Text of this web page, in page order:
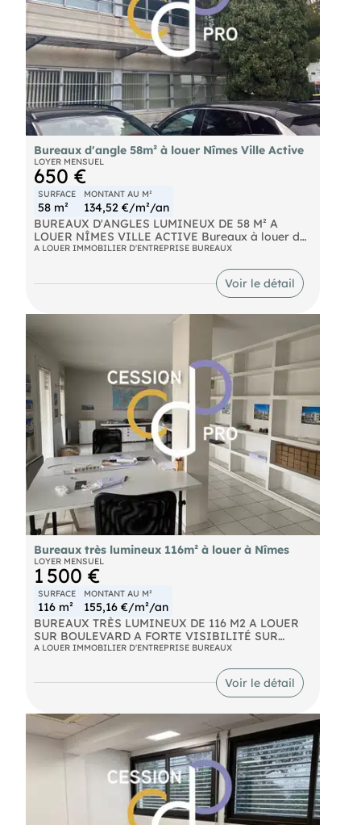
Bureaux d'angle 58m² à louer Nîmes Ville Active
LOYER MENSUEL
650 €
SURFACE
58 m²
MONTANT AU M²
134,52 €/m²/an
BUREAUX D'ANGLES LUMINEUX DE 58 M² A
LOUER NÎMES VILLE ACTIVE Bureaux à louer de
qualité, particulièrement adaptés aux activités
Immédiatement disponibles, au 1er étage d'un
petit immeuble intégré dans un ensemble
immobilier de bureaux. Deux bureaux et un espace
d'accueil avec une salle d'attente, lumineux et
climatisés, offrant près de 58 m² d'espace de
travail. Surface totale : 58 m² Loyer annuel : 7 800
€ non soumis à TVA Charges, taxe foncière incluse
: 3 409 € Honoraires de commercialisation de 3
000 € Hors Taxes à la charge de l'acquéreur.
A LOUER IMMOBILIER D'ENTREPRISE BUREAUX
Voir le détail
Bureaux très lumineux 116m² à louer à Nîmes
LOYER MENSUEL
1 500 €
SURFACE
116 m²
MONTANT AU M²
155,16 €/m²/an
BUREAUX TRÈS LUMINEUX DE 116 M2 A LOUER
SUR BOULEVARD A FORTE VISIBILITÉ SUR
NÎMES Bureaux à louer de qualité,
libérales ou associations. Immédiatement
disponibles, au rez-de-chaussée d'un petit
immeuble idéalement situé sur une contre-allée
d'un boulevard pénétrant. Ces trois bureaux,
lumineux et climatisés, offrent près de 80 m²
d'espace de travail, avec une petite terrasse. De
plus, leur disposition permet une éventuelle
division, avec la possibilité d'aménager une salle
d'attente. Surface totale : 116 m² Loyer annuel : 18
000 € HT/HC - Pas de charges Honoraire de
commercialisation à la charge de l'acquéreur de 2
700 € Hors Taxes, soit 5% du loyer triennal.
A LOUER IMMOBILIER D'ENTREPRISE BUREAUX
Voir le détail